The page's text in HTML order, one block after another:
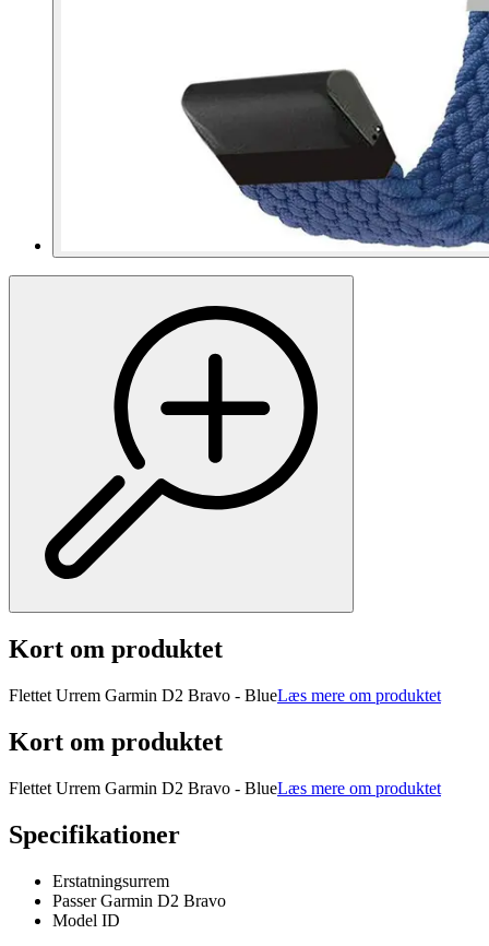
Kort om produktet
Flettet Urrem Garmin D2 Bravo - BlueLæs mere om produktet
Kort om produktet
Flettet Urrem Garmin D2 Bravo - BlueLæs mere om produktet
Specifikationer
Erstatningsurrem
Passer Garmin D2 Bravo
Model ID